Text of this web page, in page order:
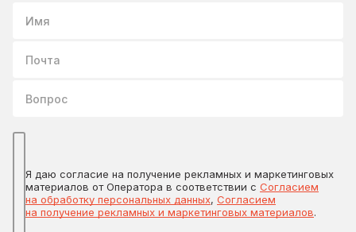
Я даю согласие на получение рекламных и маркетинговых
материалов от Оператора в соответствии с Согласием
на обработку персональных данных, Согласием
на получение рекламных и маркетинговых материалов.